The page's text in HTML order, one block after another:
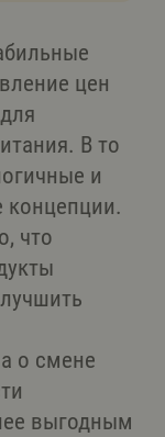
цен
В то
и
концепции.
что
о смене
выгодным